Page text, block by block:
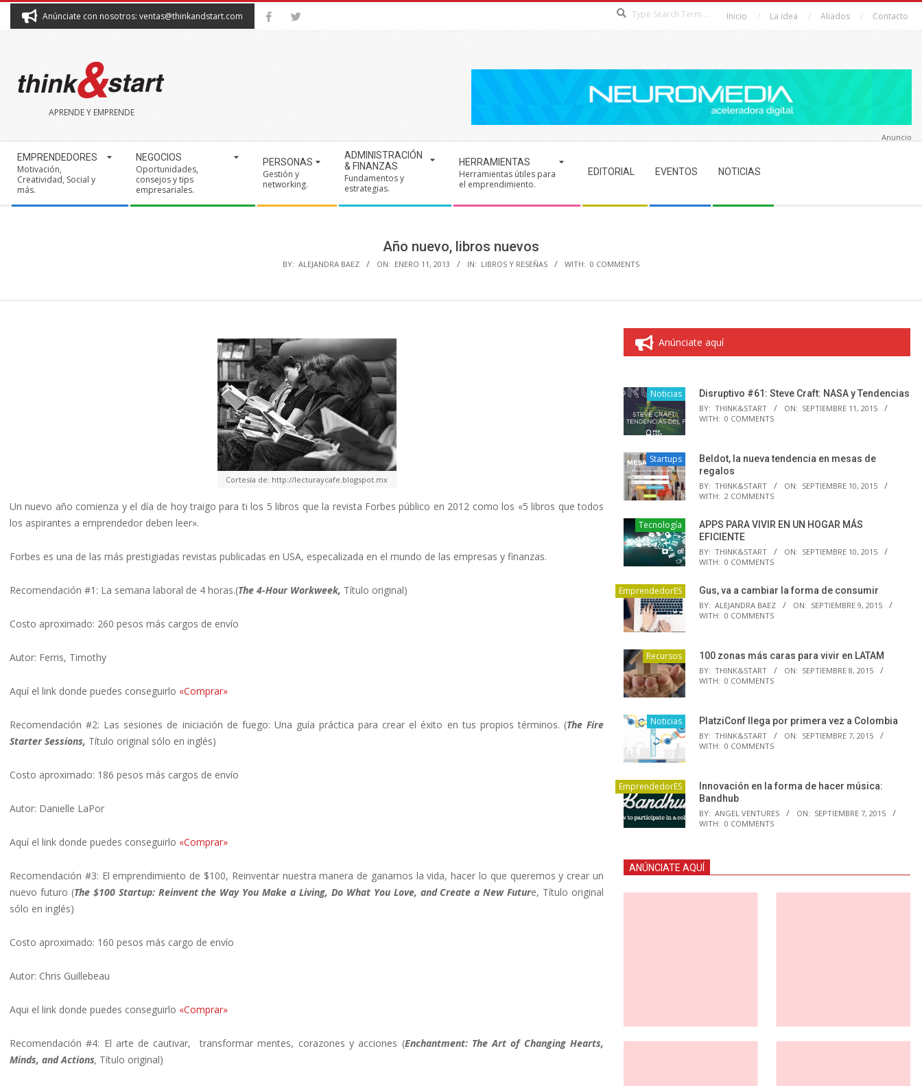
Anúnciate con nosotros: ventas@thinkandstart.com Inicio La idea Aliados Contacto
THINK&START
APRENDE Y EMPRENDE
Navigation
Menu
EMPRENDEDORES
Motivación,
Creatividad, Social y
más.
NEGOCIOS
Oportunidades,
consejos y tips
empresariales.
PERSONAS
Gestión y
networking.
ADMINISTRACIÓN
& FINANZAS
Fundamentos y
estrategias.
HERRAMIENTAS
Herramientas útiles para
el emprendimiento.
EDITORIAL EVENTOS NOTICIAS
Anuncio
Año nuevo, libros nuevos
BY: ALEJANDRA BAEZ ON: ENERO 11, 2013 IN: LIBROS Y RESEÑAS WITH: 0 COMMENTS
Cortesía de: http://lecturaycafe.blogspot.mx
Un nuevo año comienza y el día de hoy traigo para ti los 5 libros que la revista Forbes público en 2012 como los «5 libros que todos
los aspirantes a emprendedor deben leer».
Forbes es una de las más prestigiadas revistas publicadas en USA, especalizada en el mundo de las empresas y finanzas.
Recomendación #1: La semana laboral de 4 horas.(The 4-Hour Workweek, Título original)
Costo aproximado: 260 pesos más cargos de envío
Autor: Ferris, Timothy
Aquí el link donde puedes conseguirlo «Comprar»
Recomendación #2: Las sesiones de iniciación de fuego: Una guía práctica para crear el éxito en tus propios términos. (The Fire
Starter Sessions, Título original sólo en inglés)
Costo aproximado: 186 pesos más cargos de envío
Autor: Danielle LaPor
Aquí el link donde puedes conseguirlo «Comprar»
Recomendación #3: El emprendimiento de $100, Reinventar nuestra manera de ganarnos la vida, hacer lo que queremos y crear un
nuevo futuro (The $100 Startup: Reinvent the Way You Make a Living, Do What You Love, and Create a New Future, Título original
sólo en inglés)
Costo aproximado: 160 pesos más cargo de envío
Autor: Chris Guillebeau
Aqui el link donde puedes conseguirlo «Comprar»
Recomendación #4: El arte de cautivar, transformar mentes, corazones y acciones (Enchantment: The Art of Changing Hearts,
Minds, and Actions, Título original)
Anúnciate aquí
Noticias Disruptivo #61: Steve Craft: NASA y Tendencias
BY: THINK&START ON: SEPTIEMBRE 11, 2015
WITH: 0 COMMENTS
Startups
Beldot, la nueva tendencia en mesas de
regalos
BY: THINK&START ON: SEPTIEMBRE 10, 2015
WITH: 2 COMMENTS
Tecnología
APPS PARA VIVIR EN UN HOGAR MÁS
EFICIENTE
BY: THINK&START ON: SEPTIEMBRE 10, 2015
WITH: 0 COMMENTS
EmprendedorES Gus, va a cambiar la forma de consumir
BY: ALEJANDRA BAEZ ON: SEPTIEMBRE 9, 2015
WITH: 0 COMMENTS
Recursos 100 zonas más caras para vivir en LATAM
BY: THINK&START ON: SEPTIEMBRE 8, 2015
WITH: 0 COMMENTS
Noticias PlatziConf llega por primera vez a Colombia
BY: THINK&START ON: SEPTIEMBRE 7, 2015
WITH: 0 COMMENTS
EmprendedorES
Innovación en la forma de hacer música:
Bandhub
BY: ANGEL VENTURES ON: SEPTIEMBRE 7, 2015
WITH: 0 COMMENTS
ANÚNCIATE AQUÍ